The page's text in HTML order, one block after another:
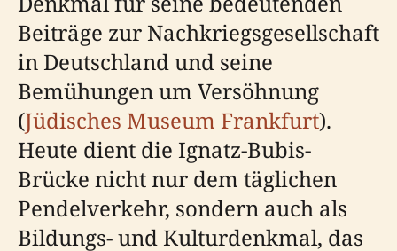
Beiträge zur Nachkriegsgesellschaft
in Deutschland und seine
Bemühungen um Versöhnung
(Jüdisches Museum Frankfurt).
Heute dient die Ignatz-Bubis-
Brücke nicht nur dem täglichen
Pendelverkehr, sondern auch als
Bildungs- und Kulturdenkmal, das